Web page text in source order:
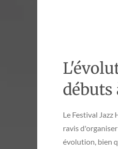
Le Festival Jazz
ravis
évolution, bien